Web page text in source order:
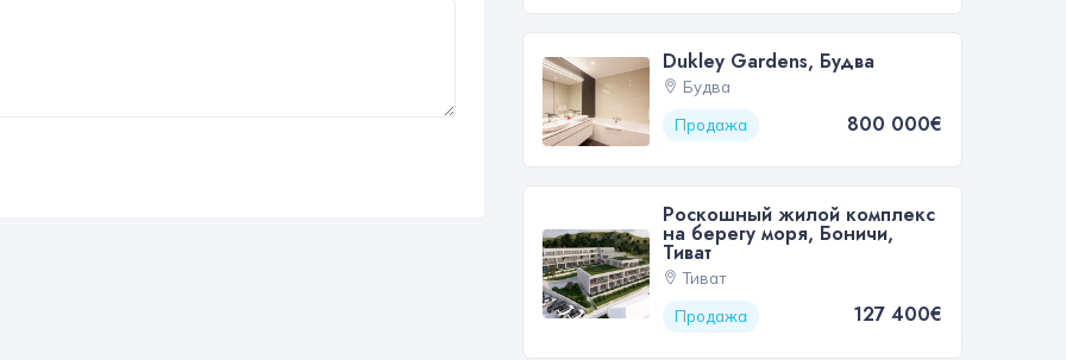
Dukley Gardens, Будва
Будва
Продажа
800 000€
Роскошный жилой комплекс
на берегу моря, Боничи,
Тиват
Тиват
Продажа
127 400€